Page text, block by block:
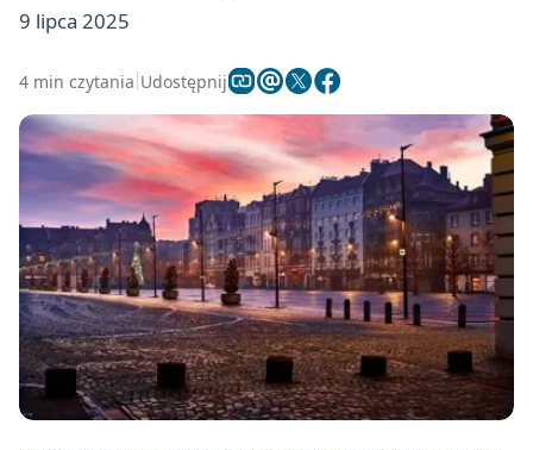
9 lipca 2025
4 min czytania Udostępnij